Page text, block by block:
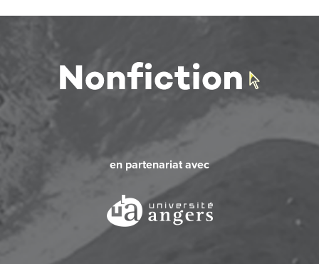
en partenariat avec